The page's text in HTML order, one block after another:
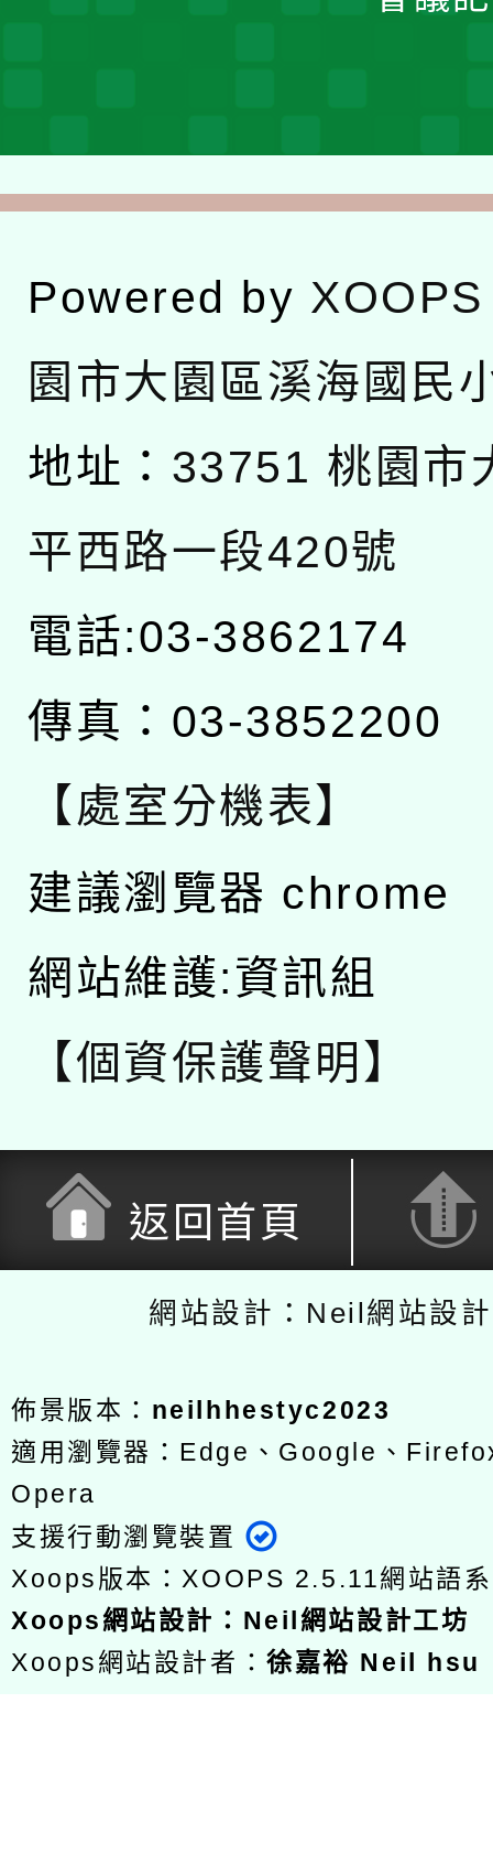
Powered by XOOPS
園市大園區溪海國民
地址： 33751 桃園市
平西路一段420號
電話:03-3862174
傳真：03-3852200
【處室分機表】
建議瀏覽器 chrome
網站維護:資訊組
【個資保護聲明】
返回首頁
網站設計：Neil網站設
佈景版本： neilhhestyc2023
適用瀏覽器：Edge、Google、
Opera
支援行動瀏覽裝置
Xoops版本： XOOPS 2.5.11網站語
Xoops網站設計 ： Neil網站設計工坊
Xoops網站設計者：徐嘉裕 Neil hsu